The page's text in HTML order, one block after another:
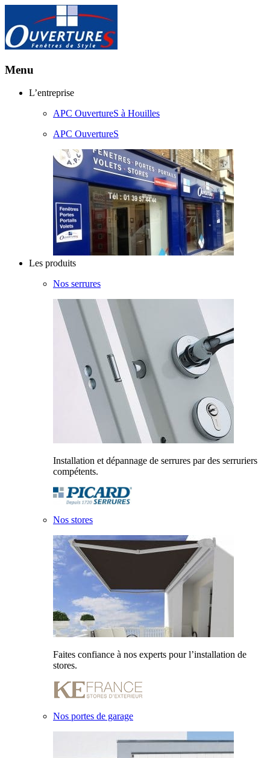
Menu
Aller
L’entreprise
APC OuvertureS à Houilles
APC OuvertureS
Les produits
Nos serrures
Installation et dépannage de serrures par des serruriers
compétents.
Nos stores
Faites confiance à nos experts pour l’installation de
stores.
Nos portes de garage